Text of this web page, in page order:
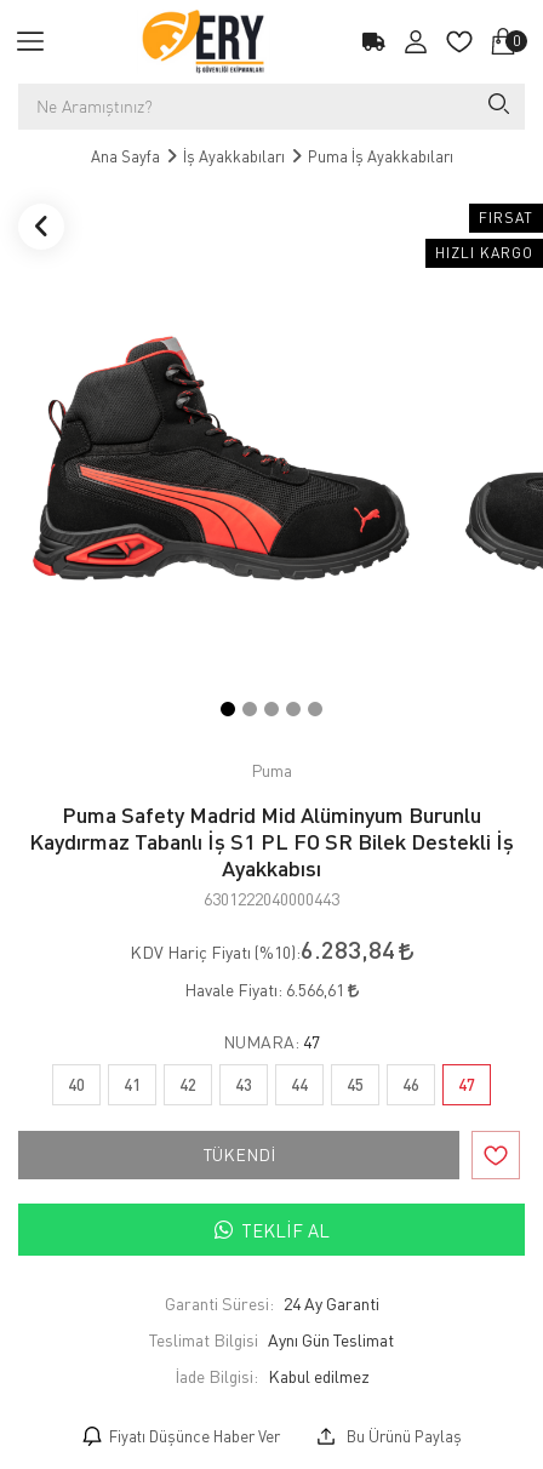
0
Ana Sayfa İş Ayakkabıları Puma İş Ayakkabıları
FIRSAT
HIZLI KARGO
Puma
Puma Safety Madrid Mid Alüminyum Burunlu
Kaydırmaz Tabanlı İş S1 PL FO SR Bilek Destekli İş
Ayakkabısı
6301222040000443
KDV Hariç Fiyatı (%10):6.283,84
Havale Fiyatı: 6.566,61
NUMARA: 47
40 41 42 43 44 45 46 47
TÜKENDİ
TEKLIF AL
Garanti Süresi: 24 Ay Garanti
Teslimat Bilgisi Aynı Gün Teslimat
İade Bilgisi:
Fiyatı Düşünce Haber Ver Bu Ürünü Paylaş